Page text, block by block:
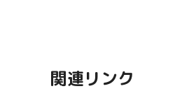
関連リンク